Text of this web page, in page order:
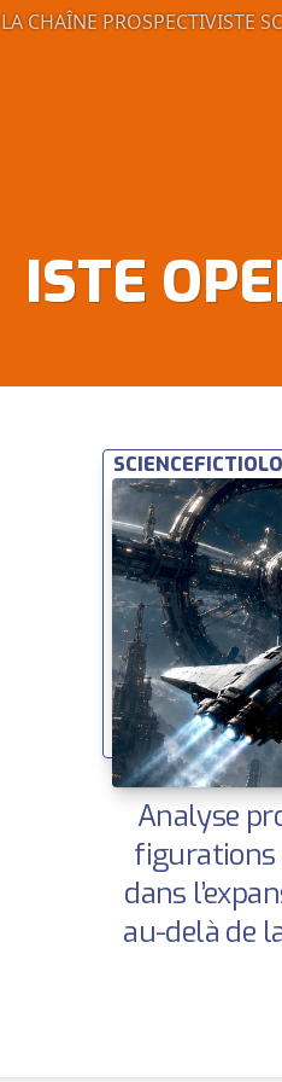
LA CHAÎNE PROSPECTIVISTE
ISTE
Analyse
dans
au-delà de